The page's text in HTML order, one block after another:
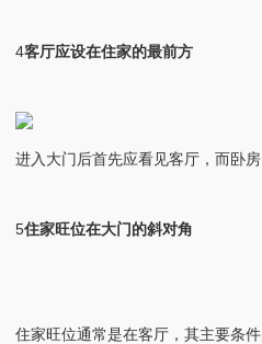
4客厅应设在住家的最前方
进入大门后首先应看见客厅，而卧
5住家旺位在大门的斜对角
住家旺位通常是在客厅，其主要条